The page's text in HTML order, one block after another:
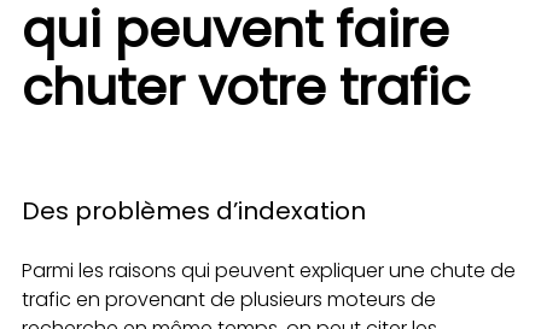
qui peuvent faire
chuter votre trafic
Des problèmes d’indexation
Parmi les raisons qui peuvent expliquer une chute de
trafic en provenant de plusieurs moteurs de